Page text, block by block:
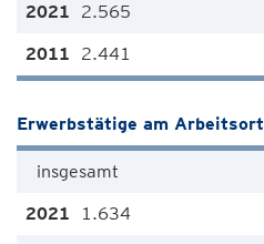
2.565
2.441
Erwerbstätige am Arbeitsort
insgesamt
1.634